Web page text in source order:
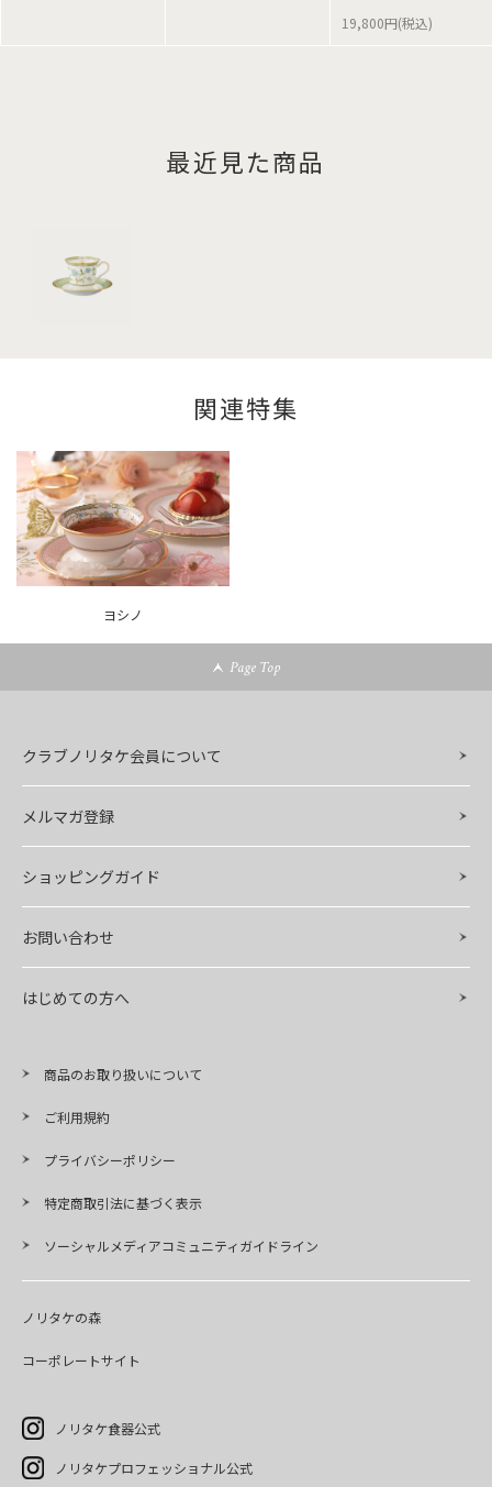
19,800円(税込)
最近見た商品
関連特集
ヨシノ
Page Top
クラブノリタケ会員について
メルマガ登録
ショッピングガイド
お問い合わせ
はじめての方へ
商品のお取り扱いについて
ご利用規約
プライバシーポリシー
特定商取引法に基づく表示
ソーシャルメディアコミュニティガイドライン
ノリタケの森
コーポレートサイト
ノリタケ食器公式
ノリタケプロフェッショナル公式